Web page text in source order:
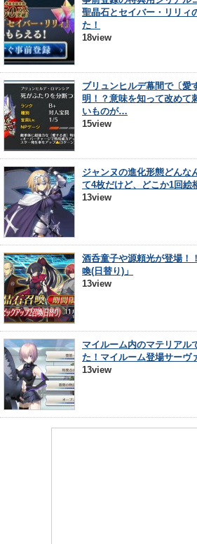
聖晶石とセイバー・リリィ
た！
18view
ブリュンヒルデ幕間で〔愛
明！？意味を知って改めて
いものが…
15view
ジャンヌの進化形態どんな
て4枚だけど、どこか1回絵
13view
酒呑童子や源頼光が登場！
喚(日替り)」
13view
マイルーム内のマテリアル
た！マイルーム登場サーヴ
13view